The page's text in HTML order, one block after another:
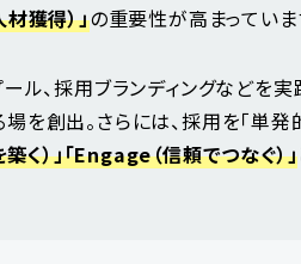
材獲得）」の重要性が高まっていま
ル、採用ブランディングなどを
創出。さらには、採用を「単発
）」「Engage（信頼でつなぐ）」